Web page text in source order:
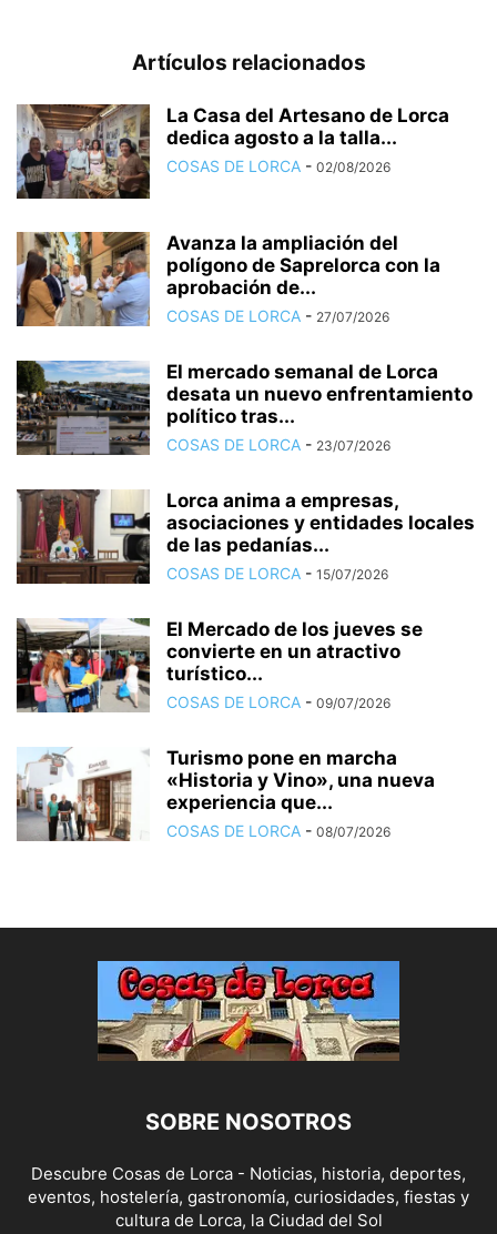
Artículos relacionados
La Casa del Artesano de Lorca
dedica agosto a la talla...
COSAS DE LORCA - 02/08/2026
Avanza la ampliación del
polígono de Saprelorca con la
aprobación de...
COSAS DE LORCA - 27/07/2026
El mercado semanal de Lorca
desata un nuevo enfrentamiento
político tras...
COSAS DE LORCA - 23/07/2026
Lorca anima a empresas,
asociaciones y entidades locales
de las pedanías...
COSAS DE LORCA - 15/07/2026
El Mercado de los jueves se
convierte en un atractivo
turístico...
COSAS DE LORCA - 09/07/2026
Turismo pone en marcha
«Historia y Vino», una nueva
experiencia que...
COSAS DE LORCA - 08/07/2026
SOBRE NOSOTROS
Descubre Cosas de Lorca - Noticias, historia, deportes,
eventos, hostelería, gastronomía, curiosidades, fiestas y
cultura de Lorca, la Ciudad del Sol